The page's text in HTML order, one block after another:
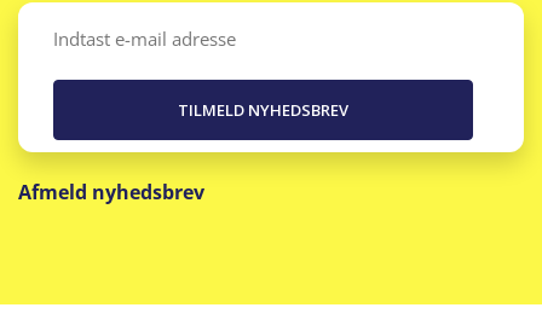
Email
Afmeld nyhedsbrev